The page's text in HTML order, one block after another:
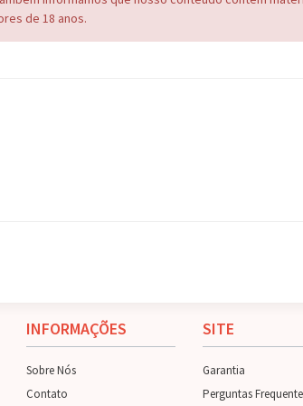
de 18 anos.
INFORMAÇÕES
Sobre Nós
Contato
SITE
Garantia
Perguntas